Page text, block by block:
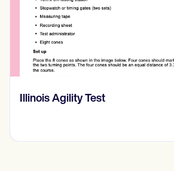
Prone Instability Test